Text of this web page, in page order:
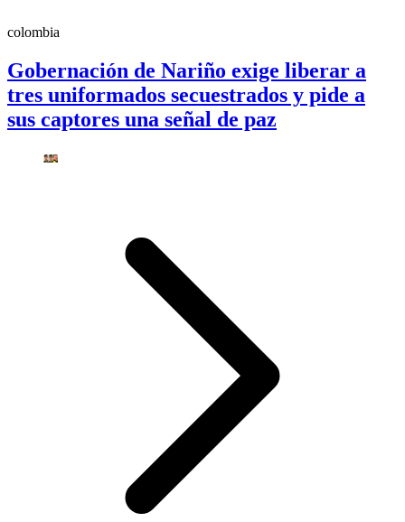
colombia
Gobernación de Nariño exige liberar a
tres uniformados secuestrados y pide a
sus captores una señal de paz